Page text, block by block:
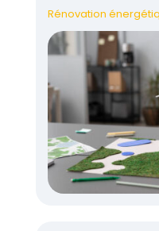
Rénovation